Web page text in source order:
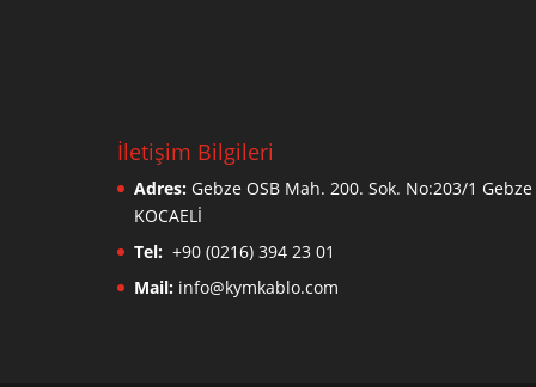
İletişim Bilgileri
Adres: Gebze OSB Mah. 200. Sok. No:203/1
KOCAELİ
Tel: +90 (0216) 394 23 01
Mail: info@kymkablo.com